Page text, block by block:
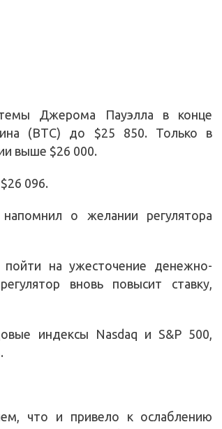
Джерома Пауэлла в конце
(BTC) до $25 850. Только в
выше $26 000.
096.
о желании регулятора
на ужесточение денежно-
вновь повысит ставку,
индексы Nasdaq и S&P 500,
что и привело к ослаблению